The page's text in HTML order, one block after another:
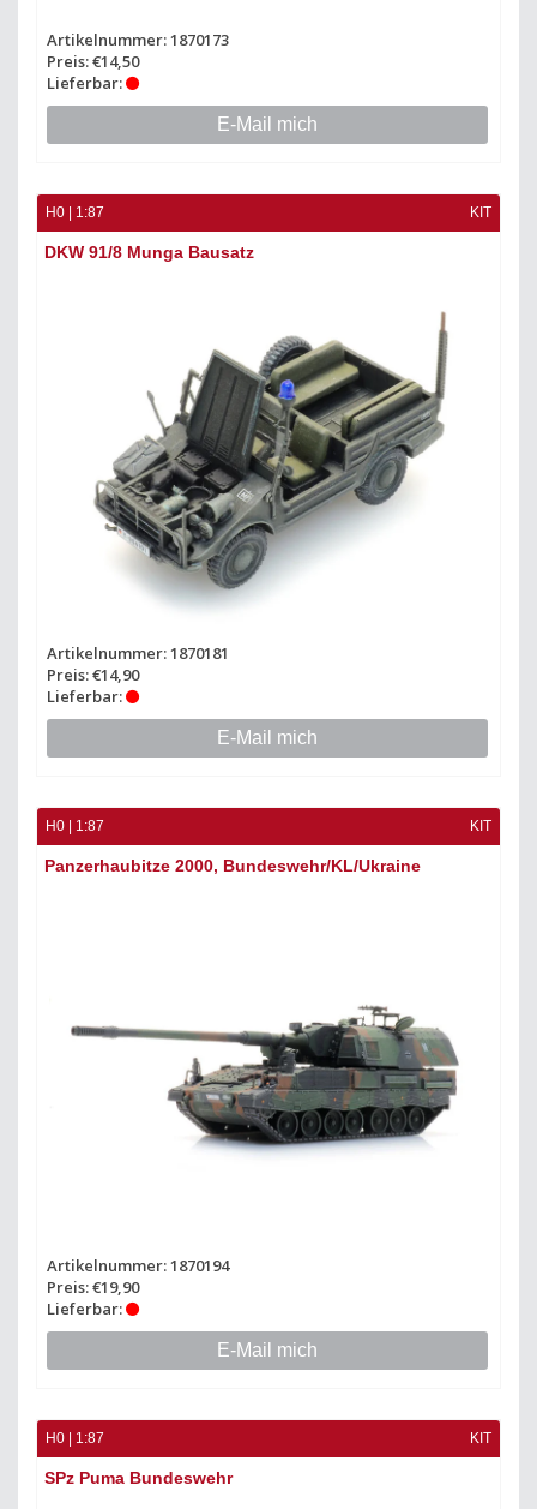
Artikelnummer: 1870173
Preis: €14,50
Lieferbar:
E-Mail mich
H0 | 1:87 KIT
DKW 91/8 Munga Bausatz
Artikelnummer: 1870181
Preis: €14,90
Lieferbar:
E-Mail mich
H0 | 1:87 KIT
Panzerhaubitze 2000, Bundeswehr/KL/Ukraine
Artikelnummer: 1870194
Preis: €19,90
Lieferbar:
E-Mail mich
H0 | 1:87 KIT
SPz Puma Bundeswehr